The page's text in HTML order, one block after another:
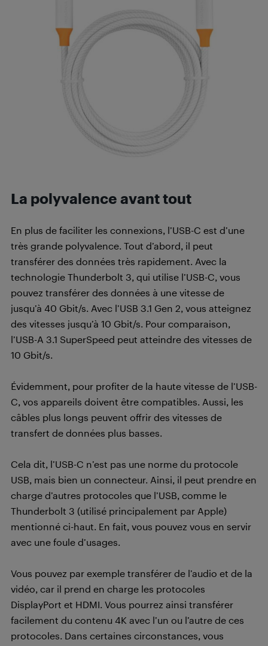
La polyvalence avant tout
En plus de faciliter les connexions, l’USB-C est d’une
très grande polyvalence. Tout d’abord, il peut
transférer des données très rapidement. Avec la
technologie Thunderbolt 3, qui utilise l’USB-C, vous
pouvez transférer des données à une vitesse de
jusqu’à 40 Gbit/s. Avec l’USB 3.1 Gen 2, vous atteignez
des vitesses jusqu’à 10 Gbit/s. Pour comparaison,
l’USB-A 3.1 SuperSpeed peut atteindre des vitesses de
10 Gbit/s.
Évidemment, pour profiter de la haute vitesse de l’USB-
C, vos appareils doivent être compatibles. Aussi, les
câbles plus longs peuvent offrir des vitesses de
transfert de données plus basses.
Cela dit, l’USB-C n’est pas une norme du protocole
USB, mais bien un connecteur. Ainsi, il peut prendre en
charge d’autres protocoles que l’USB, comme le
Thunderbolt 3 (utilisé principalement par Apple)
mentionné ci-haut. En fait, vous pouvez vous en servir
avec une foule d’usages.
Vous pouvez par exemple transférer de l’audio et de la
vidéo, car il prend en charge les protocoles
DisplayPort et HDMI. Vous pourrez ainsi transférer
facilement du contenu 4K avec l’un ou l’autre de ces
protocoles. Dans certaines circonstances, vous